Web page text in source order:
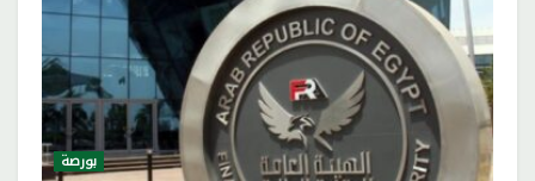
بورصة